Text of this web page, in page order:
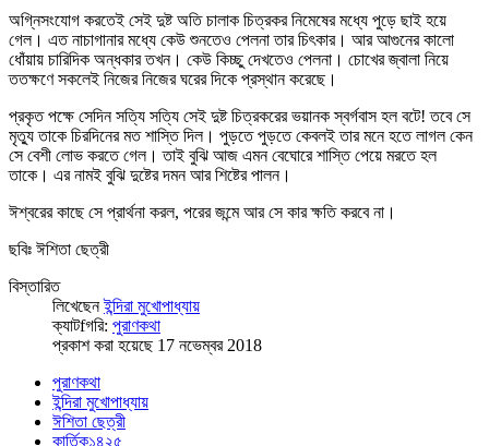
অগ্নিসংযোগ করতেই সেই দুষ্ট অতি চালাক চিত্রকর নিমেষের মধ্যে পুড়ে ছাই হয়ে
গেল। এত নাচাগানার মধ্যে কেউ শুনতেও পেলনা তার চিৎকার। আর আগুনের কালো
ধোঁয়ায় চারিদিক অন্ধকার তখন। কেউ কিচ্ছু দেখতেও পেলনা। চোখের জ্বালা নিয়ে
ততক্ষণে সকলেই নিজের নিজের ঘরের দিকে প্রস্থান করেছে।
প্রকৃত পক্ষে সেদিন সত্যি সত্যি সেই দুষ্ট চিত্রকরের ভয়ানক স্বর্গবাস হল বটে! তবে সে
মৃত্যু তাকে চিরদিনের মত শাস্তি দিল। পুড়তে পুড়তে কেবলই তার মনে হতে লাগল কেন
সে বেশী লোভ করতে গেল। তাই বুঝি আজ এমন বেঘোরে শাস্তি পেয়ে মরতে হল
তাকে। এর নামই বুঝি দুষ্টের দমন আর শিষ্টের পালন।
ঈশ্বরের কাছে সে প্রার্থনা করল, পরের জন্মে আর সে কার ক্ষতি করবে না।
ছবিঃ ঈশিতা ছেত্রী
বিস্তারিত
লিখেছেনইন্দিরা মুখোপাধ্যায়
ক্যাটfগরি: পুরাণকথা
প্রকাশ করা হয়েছে 17 নভেম্বর 2018
পুরাণকথা
ইন্দিরা মুখোপাধ্যায়
ঈশিতা ছেত্রী
কার্তিক১৪২৫